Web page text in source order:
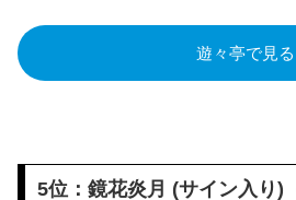
遊々亭で見る
5位：鏡花炎月 (サイン入り)